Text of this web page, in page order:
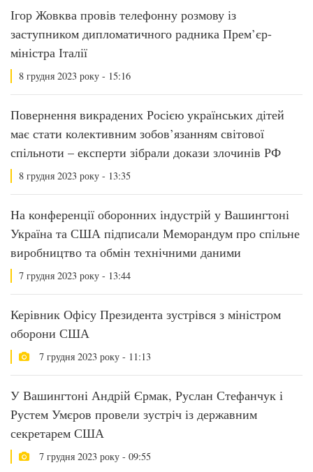
Ігор Жовква провів телефонну розмову із
заступником дипломатичного радника Прем’єр-
міністра Італії
8 грудня 2023 року - 15:16
Повернення викрадених Росією українських дітей
має стати колективним зобов’язанням світової
спільноти – експерти зібрали докази злочинів РФ
8 грудня 2023 року - 13:35
На конференції оборонних індустрій у Вашингтоні
Україна та США підписали Меморандум про спільне
виробництво та обмін технічними даними
7 грудня 2023 року - 13:44
Керівник Офісу Президента зустрівся з міністром
оборони США
7 грудня 2023 року - 11:13
У Вашингтоні Андрій Єрмак, Руслан Стефанчук і
Рустем Умєров провели зустріч із державним
секретарем США
7 грудня 2023 року - 09:55